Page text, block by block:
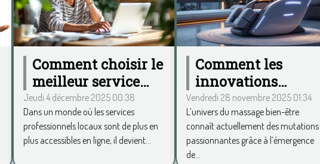
Comment choisir le
meilleur service
professionnel local
en ligne ?
Jeudi 4 décembre 2025 00:38
Dans un monde où les services
professionnels locaux sont de plus en
plus accessibles en ligne, il devient...
Comment les
innovations
technologiques
transforment-elles
le secteur du
massage bien-être ?
Vendredi 28 novembre 2025 01:34
L’univers du massage bien-être
connaît actuellement des mutations
passionnantes grâce à l’émergence
de...